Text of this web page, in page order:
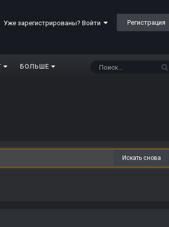
Уже зарегистрированы? Войти Регистрация
БОЛЬШЕ
Искать снова